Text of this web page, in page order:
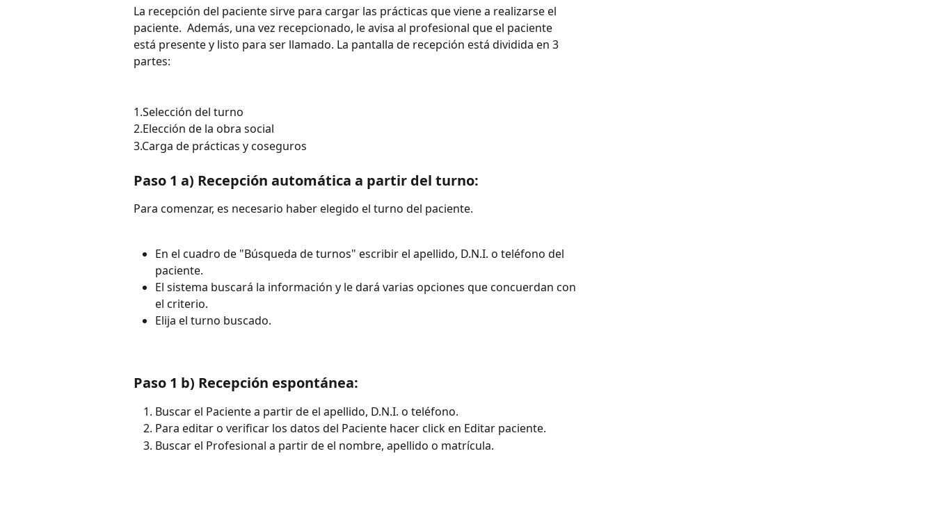
La recepción del paciente sirve para cargar las prácticas que viene a realizarse el
paciente.  Además, una vez recepcionado, le avisa al profesional que el paciente
está presente y listo para ser llamado. La pantalla de recepción está dividida en 3
partes:
1.Selección del turno
2.Elección de la obra social
3.Carga de prácticas y coseguros
Paso 1 a) Recepción automática a partir del turno:
Para comenzar, es necesario haber elegido el turno del paciente.
En el cuadro de "Búsqueda de turnos" escribir el apellido, D.N.I. o teléfono del
paciente.
El sistema buscará la información y le dará varias opciones que concuerdan con
el criterio.
Elija el turno buscado.
Paso 1 b) Recepción espontánea:
Buscar el Paciente a partir de el apellido, D.N.I. o teléfono.
Para editar o verificar los datos del Paciente hacer click en Editar paciente.
Buscar el Profesional a partir de el nombre, apellido o matrícula.